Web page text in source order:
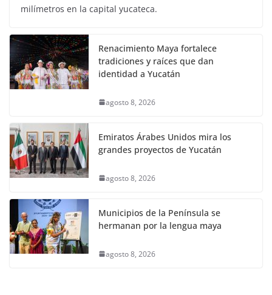
milímetros en la capital yucateca.
Renacimiento Maya fortalece
tradiciones y raíces que dan
identidad a Yucatán
agosto 8, 2026
Emiratos Árabes Unidos mira los
grandes proyectos de Yucatán
agosto 8, 2026
Municipios de la Península se
hermanan por la lengua maya
agosto 8, 2026